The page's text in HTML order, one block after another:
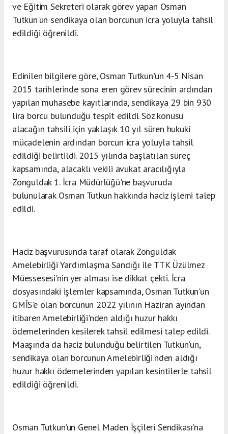
ve Eğitim Sekreteri olarak görev yapan Osman
Tutkun'un sendikaya olan borcunun icra yoluyla tahsil
edildiği öğrenildi.
Edinilen bilgilere göre, Osman Tutkun'un 4-5 Nisan
2015 tarihlerinde sona eren görev sürecinin ardından
yapılan muhasebe kayıtlarında, sendikaya 29 bin 930
lira borcu bulunduğu tespit edildi. Söz konusu
alacağın tahsili için yaklaşık 10 yıl süren hukuki
mücadelenin ardından borcun icra yoluyla tahsil
edildiği belirtildi. 2015 yılında başlatılan süreç
kapsamında, alacaklı vekili avukat aracılığıyla
Zonguldak 1. İcra Müdürlüğü'ne başvuruda
bulunularak Osman Tutkun hakkında haciz işlemi talep
edildi.
Haciz başvurusunda taraf olarak Zonguldak
Amelebirliği Yardımlaşma Sandığı ile TTK Üzülmez
Müessesesi'nin yer alması ise dikkat çekti. İcra
dosyasındaki işlemler kapsamında, Osman Tutkun'un
GMİS'e olan borcunun 2022 yılının Haziran ayından
itibaren Amelebirliği'nden aldığı huzur hakkı
ödemelerinden kesilerek tahsil edilmesi talep edildi.
Maaşında da haciz bulunduğu belirtilen Tutkun'un,
sendikaya olan borcunun Amelebirliği'nden aldığı
huzur hakkı ödemelerinden yapılan kesintilerle tahsil
edildiği öğrenildi.
Osman Tutkun’un Genel Maden İşçileri Sendikası’na